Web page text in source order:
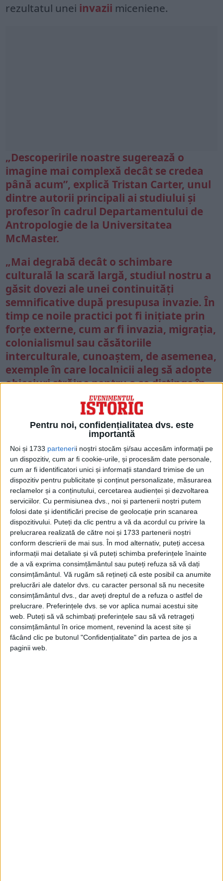
Pentru noi, confidențialitatea dvs. este
importantă
Noi și 1733 partenerii noștri stocăm și/sau accesăm informații pe
un dispozitiv, cum ar fi cookie-urile, și procesăm date personale,
cum ar fi identificatori unici și informații standard trimise de un
dispozitiv pentru publicitate și conținut personalizate, măsurarea
reclamelor și a conținutului, cercetarea audienței și dezvoltarea
serviciilor. Cu permisiunea dvs., noi și partenerii noștri putem
folosi date și identificări precise de geolocație prin scanarea
dispozitivului. Puteți da clic pentru a vă da acordul cu privire la
prelucrarea realizată de către noi și 1733 partenerii noștri
conform descrierii de mai sus. În mod alternativ, puteți accesa
informații mai detaliate și vă puteți schimba preferințele înainte
de a vă exprima consimțământul sau puteți refuza să vă dați
consimțământul. Vă rugăm să rețineți că este posibil ca anumite
prelucrări ale datelor dvs. cu caracter personal să nu necesite
consimțământul dvs., dar aveți dreptul de a refuza o astfel de
prelucrare. Preferințele dvs. se vor aplica numai acestui site
web. Puteți să vă schimbați preferințele sau să vă retrageți
consimțământul în orice moment, revenind la acest site și
făcând clic pe butonul "Confidențialitate" din partea de jos a
paginii web.
rezultatul unei invazii miceniene.
„Descoperirile noastre sugerează o
imagine mai complexă decât se credea
până acum”, explică Tristan Carter, unul
dintre autorii principali ai studiului și
profesor în cadrul Departamentului de
Antropologie de la Universitatea
McMaster.
„Mai degrabă decât o schimbare
culturală la scară largă, studiul nostru a
găsit dovezi ale unei continuități
semnificative după presupusa invazie. În
timp ce noile practici pot fi inițiate prin
forțe externe, cum ar fi invazia, migrația,
colonialismul sau căsătoriile
interculturale, cunoaștem, de asemenea,
exemple în care localnicii aleg să adopte
obiceiuri străine pentru a se distinge în
cadrul propriei societăți”, spune Carter.
Mai degrabă decât să se uite la lucruri
precum înmormântarea, arta sau
îmbrăcămintea, practici care tind să se
schimbe odată cu moda, arheologii au
început să privească mai atent la practicile
cotidiene, mai banale, ca o mai bună
perspectivă asupra adevăratului caracter